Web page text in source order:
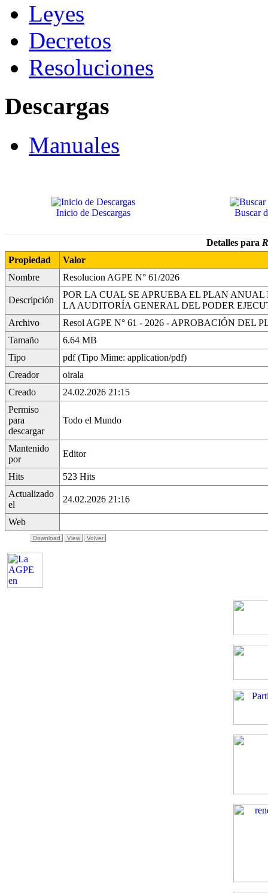
Leyes
Decretos
Resoluciones
Descargas
Manuales
Inicio de Descargas Buscar
Detalles para
Propiedad
Valor
Nombre
Resolucion AGPE N° 61/2026
Descripción
POR LA CUAL SE APRUEBA EL PLAN
LA AUDITORÍA GENERAL DEL PODER
Archivo
Resol AGPE N° 61 - 2026 - APROBACIÓN DEL
Tamaño
6.64 MB
Tipo
pdf (Tipo Mime: application/pdf)
Creador
oirala
Creado
24.02.2026 21:15
Permiso
para
descargar
Todo el Mundo
Mantenido
por
Editor
Hits
523 Hits
Actualizado
el
24.02.2026 21:16
Web
Download View Volver